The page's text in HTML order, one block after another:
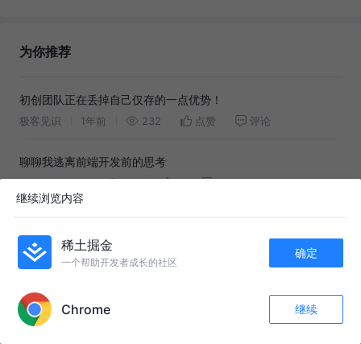
93
为你推荐
初创团队正在丢掉自己仅存的一点优势！
极客见识 1年前 232 点赞 评论
聊聊我逃离前端开发前的思考
华洛 4月前 394 5 1
人提问。
华洛 1年前
华洛 4月前
继续浏览内容
稀土掘金
一个帮助开发者成长的社区
确定
Chrome 继续